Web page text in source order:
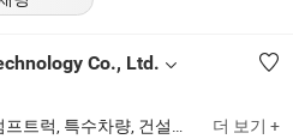
Co., Ltd.
차량, 건설기계, 콘크리트 믹서 트럭, 트랙터 트럭, 트레일러 더 보기 +